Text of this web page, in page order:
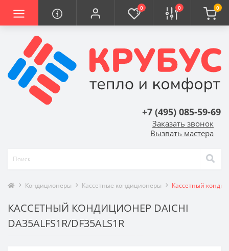
0 0 0
+7 (495) 085-59-69
Заказать звонок
Вызвать мастера
Кондиционеры Кассетные кондиционеры Кассетный
КАССЕТНЫЙ КОНДИЦИОНЕР DAICHI
DA35ALFS1R/DF35ALS1R